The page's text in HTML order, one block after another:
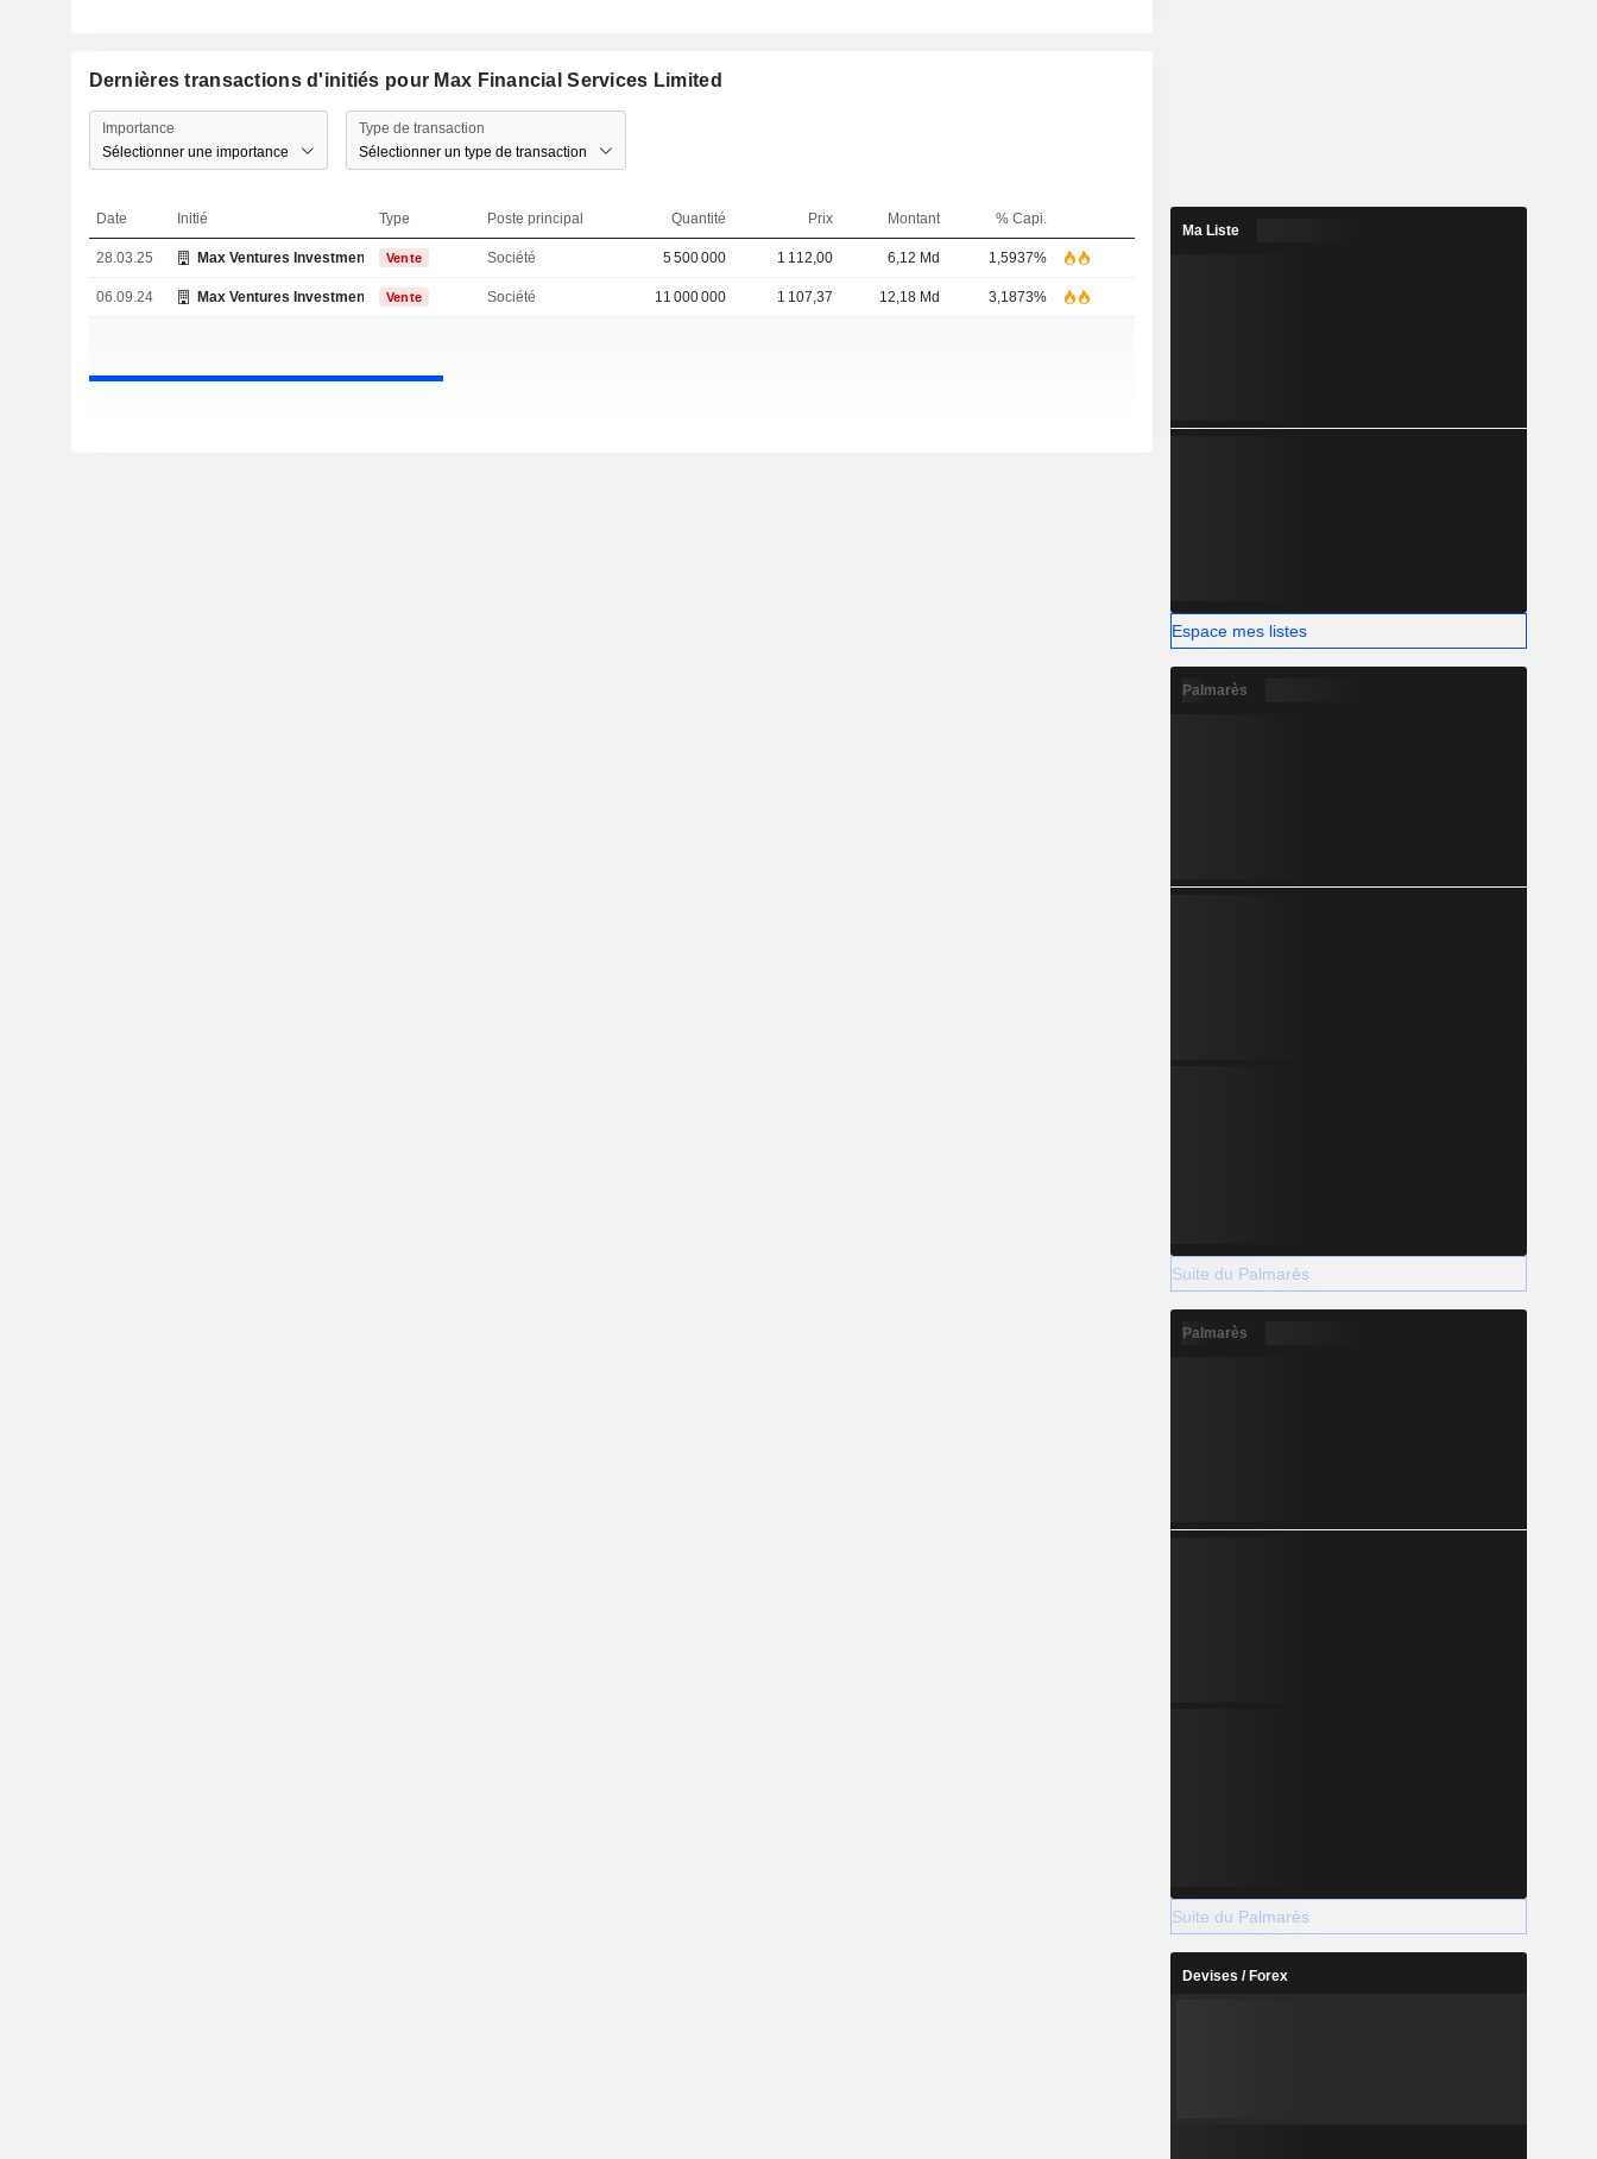
Dernières transactions d'initiés pour Max Financial Services Limited
Importance
Sélectionner une importance
Type de transaction
Sélectionner un type de transaction
Date Initié Type Poste principal Quantité Prix Montant % Capi.
28.03.25 Max Ventures Investment Holdings Pvt Ltd.
Vente Société 5 500 000 1 112,00 6,12 Md 1,5937%
06.09.24 Max Ventures Investment Holdings Pvt Ltd.
Vente Société 11 000 000 1 107,37 12,18 Md 3,1873%
Ma Liste
Espace mes listes
Palmarès
Suite du Palmarès
Palmarès
Suite du Palmarès
Devises / Forex